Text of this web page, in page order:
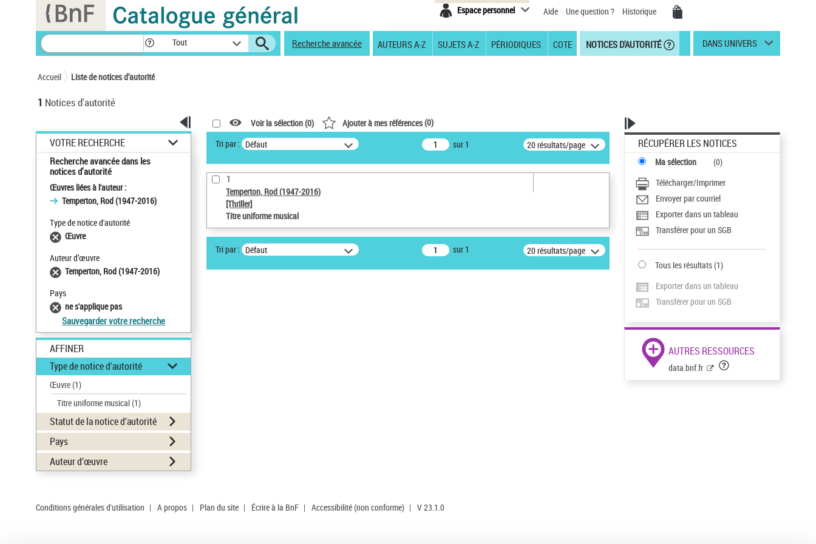
Espace personnel Aide Une question ? Historique
Tout Recherche avancée AUTEURS A-Z SUJETS A-Z PÉRIODIQUES COTE NOTICES D'AUTORITÉ DANS UNIVERS
Accueil Liste de notices d’autorité
1 Notices d'autorité
VOTRE RECHERCHE
Recherche avancée dans les
notices d’autorité
Œuvres liées à l'auteur :
Temperton, Rod (1947-2016)
Type de notice d'autorité
Œuvre
Auteur d’œuvre
Temperton, Rod (1947-2016)
Pays
ne s'applique pas
Sauvegarder votre recherche
AFFINER
Type de notice d'autorité
Œuvre(1)
Titre uniforme musical(1)
Statut de la notice d’autorité
Pays
Auteur d’œuvre
Voir la sélection (0) Ajouter à mes références(0)
Tri par : Défaut sur 1 20 résultats/page
1
Temperton, Rod (1947-2016)
[Thriller]
Titre uniforme musical
Tri par : Défaut sur 1 20 résultats/page
RÉCUPÉRER LES NOTICES
Ma sélection (0)
Télécharger/Imprimer
Envoyer par courriel
Exporter dans un tableau
Transférer pour un SGB
Tous les résultats(1)
Exporter dans un tableau
Transférer pour un SGB
AUTRES RESSOURCES
data.bnf.fr
Conditions générales d'utilisation | A propos | Plan du site | Écrire à la BnF | Accessibilité (non conforme) | V 23.1.0
Panneau de gestion des cookies